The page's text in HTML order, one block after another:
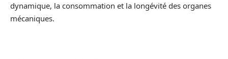
dynamique, la consommation et la longévité des organes
mécaniques.